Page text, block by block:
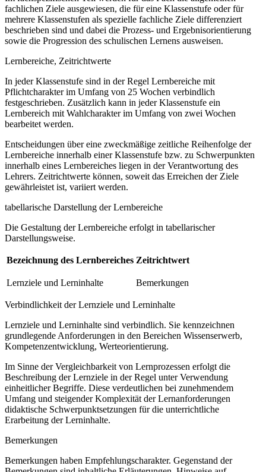
fachlichen Ziele ausgewiesen, die für eine Klassenstufe oder für
mehrere Klassenstufen als spezielle fachliche Ziele differenziert
beschrieben sind und dabei die Prozess- und Ergebnisorientierung
sowie die Progression des schulischen Lernens ausweisen.
Lernbereiche, Zeitrichtwerte
In jeder Klassenstufe sind in der Regel Lernbereiche mit
Pflichtcharakter im Umfang von 25 Wochen verbindlich
festgeschrieben. Zusätzlich kann in jeder Klassenstufe ein
Lernbereich mit Wahlcharakter im Umfang von zwei Wochen
bearbeitet werden.
Entscheidungen über eine zweckmäßige zeitliche Reihenfolge der
Lernbereiche innerhalb einer Klassenstufe bzw. zu Schwerpunkten
innerhalb eines Lernbereiches liegen in der Verantwortung des
Lehrers. Zeitrichtwerte können, soweit das Erreichen der Ziele
gewährleistet ist, variiert werden.
tabellarische Darstellung der Lernbereiche
Die Gestaltung der Lernbereiche erfolgt in tabellarischer
Darstellungsweise.
Bezeichnung des Lernbereiches Zeitrichtwert
Lernziele und Lerninhalte Bemerkungen
Verbindlichkeit der Lernziele und Lerninhalte
Lernziele und Lerninhalte sind verbindlich. Sie kennzeichnen
grundlegende Anforderungen in den Bereichen Wissenserwerb,
Kompetenzentwicklung, Werteorientierung.
Im Sinne der Vergleichbarkeit von Lernprozessen erfolgt die
Beschreibung der Lernziele in der Regel unter Verwendung
einheitlicher Begriffe. Diese verdeutlichen bei zunehmendem
Umfang und steigender Komplexität der Lernanforderungen
didaktische Schwerpunktsetzungen für die unterrichtliche
Erarbeitung der Lerninhalte.
Bemerkungen
Bemerkungen haben Empfehlungscharakter. Gegenstand der